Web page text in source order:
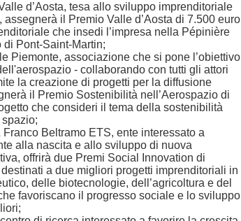
d’Aosta, tesa allo sviluppo imprenditoriale
il Premio Valle d’Aosta di 7.500 euro
che insedi l’impresa nella Pépinière
di Pont-Saint-Martin;
Piemonte, associazione che si pone l’obiettivo
- collaborando con tutti gli attori
la creazione di progetti per la diffusione
il Premio Sostenibilità nell’Aerospazio di
che consideri il tema della sostenibilità
Beltramo ETS, ente interessato a
alla nascita e allo sviluppo di nuova
offrirà due Premi Social Innovation di
a due migliori progetti imprenditoriali in
delle biotecnologie, dell’agricoltura e del
favoriscano il progresso sociale e lo sviluppo